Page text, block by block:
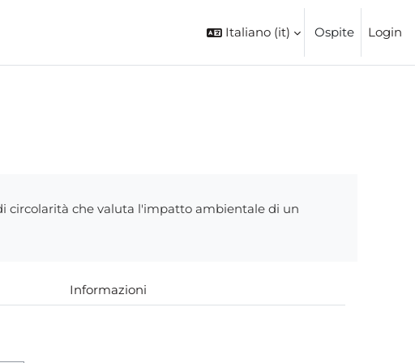
Italiano ‎(it)‎ Ospite Login
circolarità che valuta l'impatto ambientale di un
Informazioni